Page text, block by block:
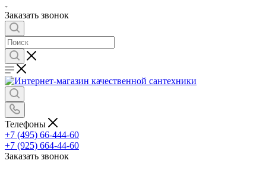
Заказать звонок
Телефоны
+7 (495) 66-444-60
+7 (925) 664-44-60
Заказать звонок